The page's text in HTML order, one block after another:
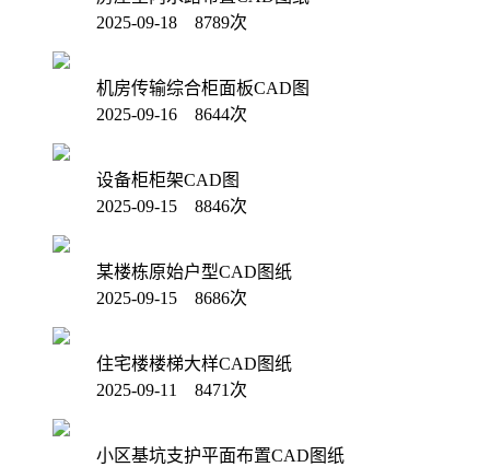
2025-09-18 8789次
机房传输综合柜面板CAD图
2025-09-16 8644次
设备柜柜架CAD图
2025-09-15 8846次
某楼栋原始户型CAD图纸
2025-09-15 8686次
住宅楼楼梯大样CAD图纸
2025-09-11 8471次
小区基坑支护平面布置CAD图纸